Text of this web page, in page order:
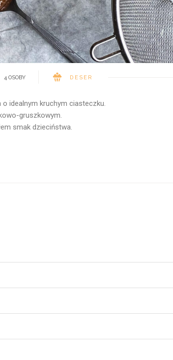
4 OSOBY DESER
o idealnym kruchym ciasteczku.
gruszkowym.
smak dzieciństwa.